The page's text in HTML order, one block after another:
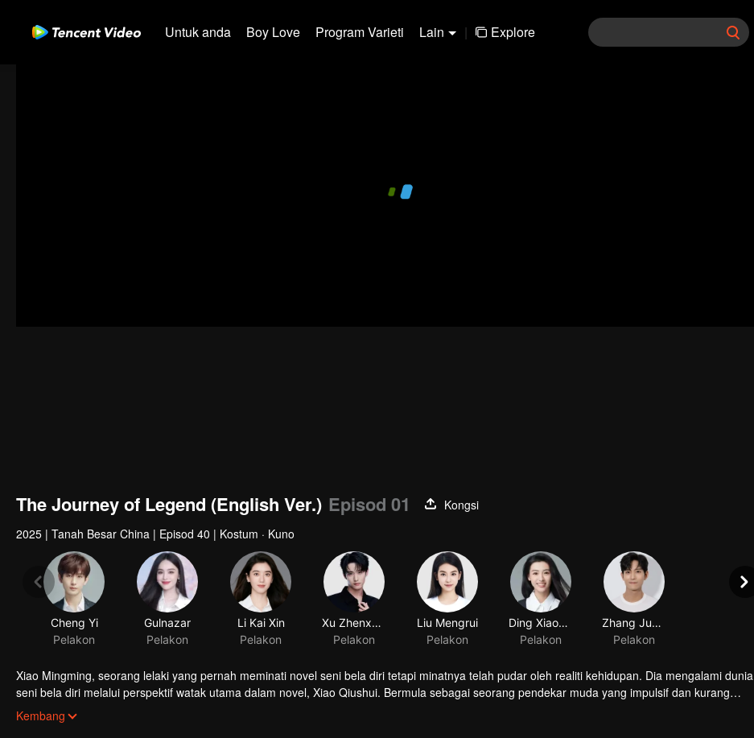
Untuk anda Boy Love Program Varieti Lain | Explore
The Journey of Legend (English Ver.) Episod 01
Kongsi
2025 | Tanah Besar China | Episod 40 | Kostum · Kuno
Cheng Yi
Pelakon
Gulnazar
Pelakon
Li Kai Xin
Pelakon
Xu Zhenxuan
Pelakon
Liu Mengrui
Pelakon
Ding Xiaoying
Pelakon
Zhang Jun Ning
Pelakon
Xiao Mingming, seorang lelaki yang pernah meminati novel seni bela diri tetapi minatnya telah pudar oleh realiti kehidupan. Dia mengalami dunia
seni bela diri melalui perspektif watak utama dalam novel, Xiao Qiushui. Bermula sebagai seorang pendekar muda yang impulsif dan kurang
berkemahiran, dia akhirnya matang menjadi seorang pahlawan yang mementingkan kesetiaan dan mempertahankan keluarga serta negaranya.
Selepas perjalanan ini, Xiao Mingming terus menulis di waktu lapangnya, menggunakan novelnya untuk menyampaikan kepercayaan bahawa
Kembang